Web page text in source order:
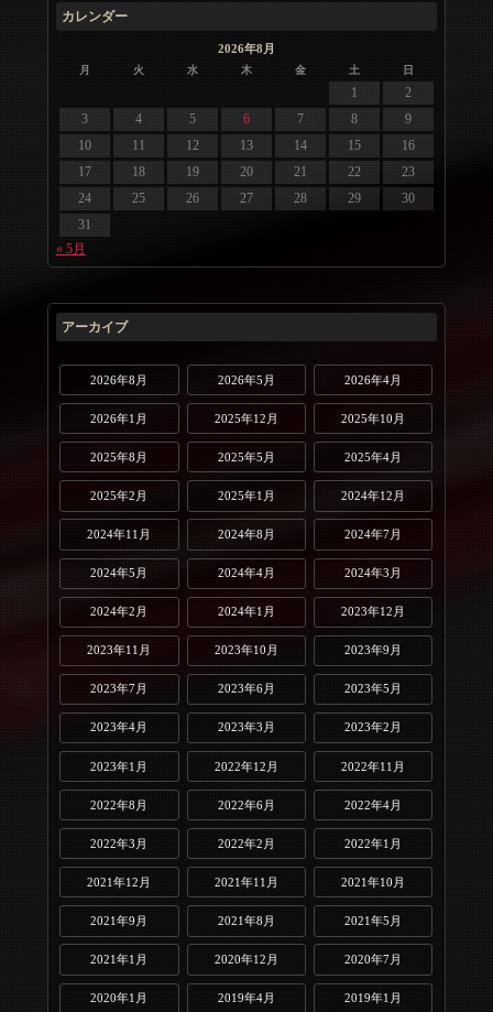
カレンダー
2026年8月
月 火 水 木 金 土 日
1
2
3
4 5 6 7 8
9
10
11 12 13 14 15
16
17
18 19 20 21 22
23
24
25 26 27 28 29
30
31
« 5月
アーカイブ
2026年8月 2026年5月 2026年4月
2026年1月 2025年12月 2025年10月
2025年8月 2025年5月 2025年4月
2025年2月 2025年1月 2024年12月
2024年11月 2024年8月 2024年7月
2024年5月 2024年4月 2024年3月
2024年2月 2024年1月 2023年12月
2023年11月 2023年10月 2023年9月
2023年7月 2023年6月 2023年5月
2023年4月 2023年3月 2023年2月
2023年1月 2022年12月 2022年11月
2022年8月 2022年6月 2022年4月
2022年3月 2022年2月 2022年1月
2021年12月 2021年11月 2021年10月
2021年9月 2021年8月 2021年5月
2021年1月 2020年12月 2020年7月
2020年1月 2019年4月 2019年1月